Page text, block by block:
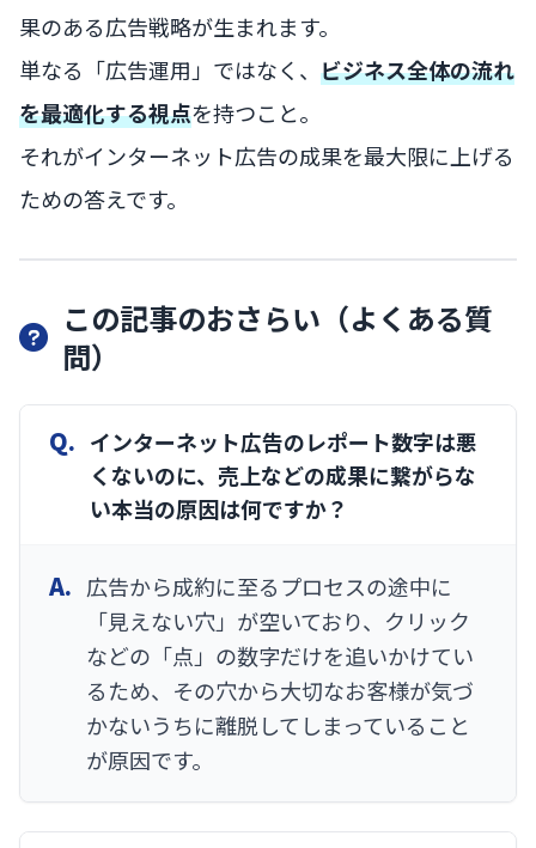
果のある広告戦略が生まれます。
単なる「広告運用」ではなく、 ビジネス全体の流れ
を最適化する視点を持つこと。
それがインターネット広告の成果を最大限に上げる
ための答えです。
この記事のおさらい（よくある質
問）
Q. インターネット広告のレポート数字は悪
くないのに、売上などの成果に繋がらな
い本当の原因は何ですか？
A. 広告から成約に至るプロセスの途中に
「見えない穴」が空いており、クリック
などの「点」の数字だけを追いかけてい
るため、その穴から大切なお客様が気づ
かないうちに離脱してしまっていること
が原因です。